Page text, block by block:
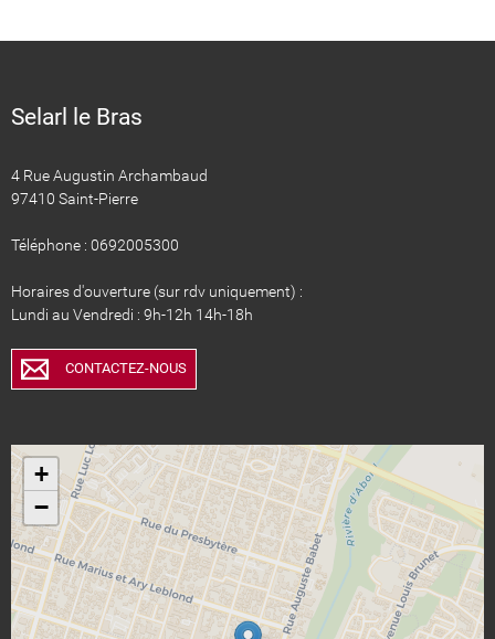
Selarl le Bras
4 Rue Augustin Archambaud
97410 Saint-Pierre
Téléphone : 0692005300
Horaires d'ouverture (sur rdv uniquement) :
Lundi au Vendredi : 9h-12h 14h-18h
CONTACTEZ-NOUS
+
−